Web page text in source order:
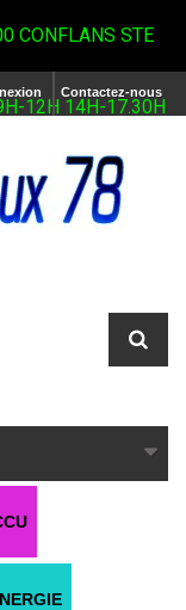
CONFLANS STE
12H 14H-17.30H
Contactez-nous